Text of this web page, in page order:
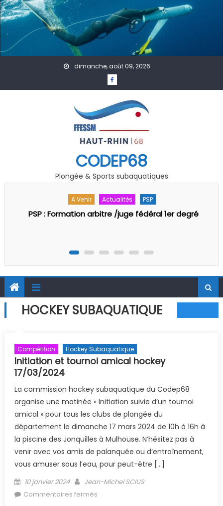
Skip to content
dimanche, août 09, 2026
CODEP68
Plongée & Sports subaquatiques
Accueil Actualités Affiches
Formation
GDF Photo Vidéo
HOCKEY SUBAQUATIQUE
Compétition Hockey Subaquatique
Initiation et tournoi amical hockey
17/03/2024
La commission hockey subaquatique du Codep68
organise une matinée « Initiation suivie d’un tournoi
amical » pour tous les clubs de plongée du
département le dimanche 17 mars 2024 de 10h à 16h à
la piscine des Jonquilles à Mulhouse. N’hésitez pas à
venir avec vos amis de palanquée ou d’entraînement,
vous amuser sous l’eau, pour peut-être […]
Posted on
10 janvier 2024 Author
Jean-Michel SCIUS
Commentaires fermés